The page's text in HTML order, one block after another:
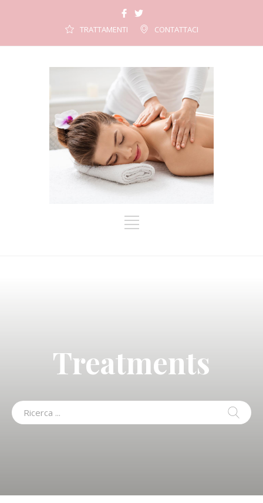
CONTATTACI
TRATTAMENTI
Treatments